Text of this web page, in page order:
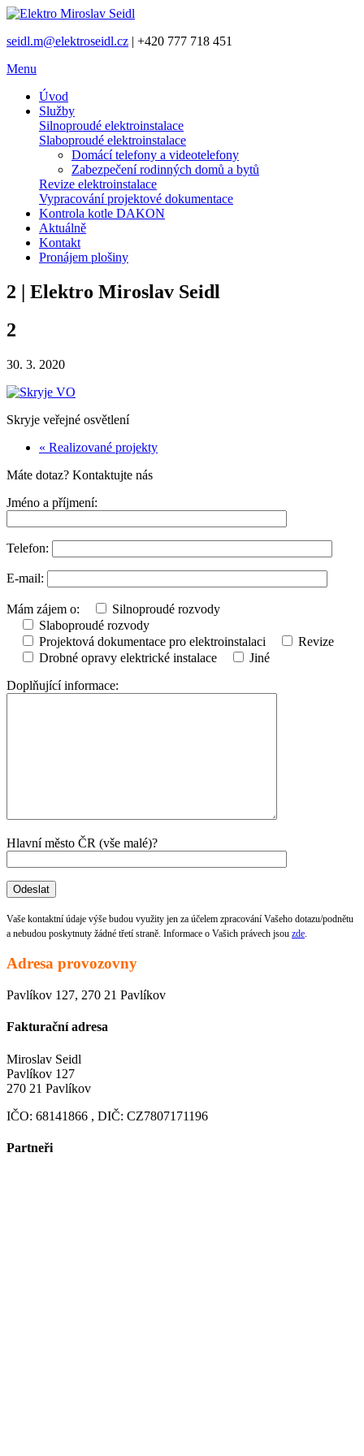
seidl.m@elektroseidl.cz | +420 777 718 451
Menu
Úvod
Služby
Silnoproudé elektroinstalace
Slaboproudé elektroinstalace
Domácí telefony a videotelefony
Zabezpečení rodinných domů a bytů
Revize elektroinstalace
Vypracování projektové dokumentace
Kontrola kotle DAKON
Aktuálně
Kontakt
Pronájem plošiny
2 | Elektro Miroslav Seidl
2
30. 3. 2020
Skryje veřejné osvětlení
« Realizované projekty
Máte dotaz? Kontaktujte nás
Jméno a příjmení:
Telefon:
E-mail:
Mám zájem o:
Silnoproudé rozvody
Slaboproudé rozvody
Projektová dokumentace pro elektroinstalaci
Revize
Drobné opravy elektrické instalace
Jiné
Doplňující informace:
Hlavní město ČR (vše malé)?
Vaše kontaktní údaje výše budou využity jen za účelem zpracování Vašeho dotazu/podnětu
a nebudou poskytnuty žádné třetí straně. Informace o Vašich právech jsou zde
Adresa provozovny
Pavlíkov 127, 270 21 Pavlíkov
Fakturační adresa
Miroslav Seidl
Pavlíkov 127
270 21 Pavlíkov
IČO: 68141866 , DIČ: CZ7807171196
Partneři